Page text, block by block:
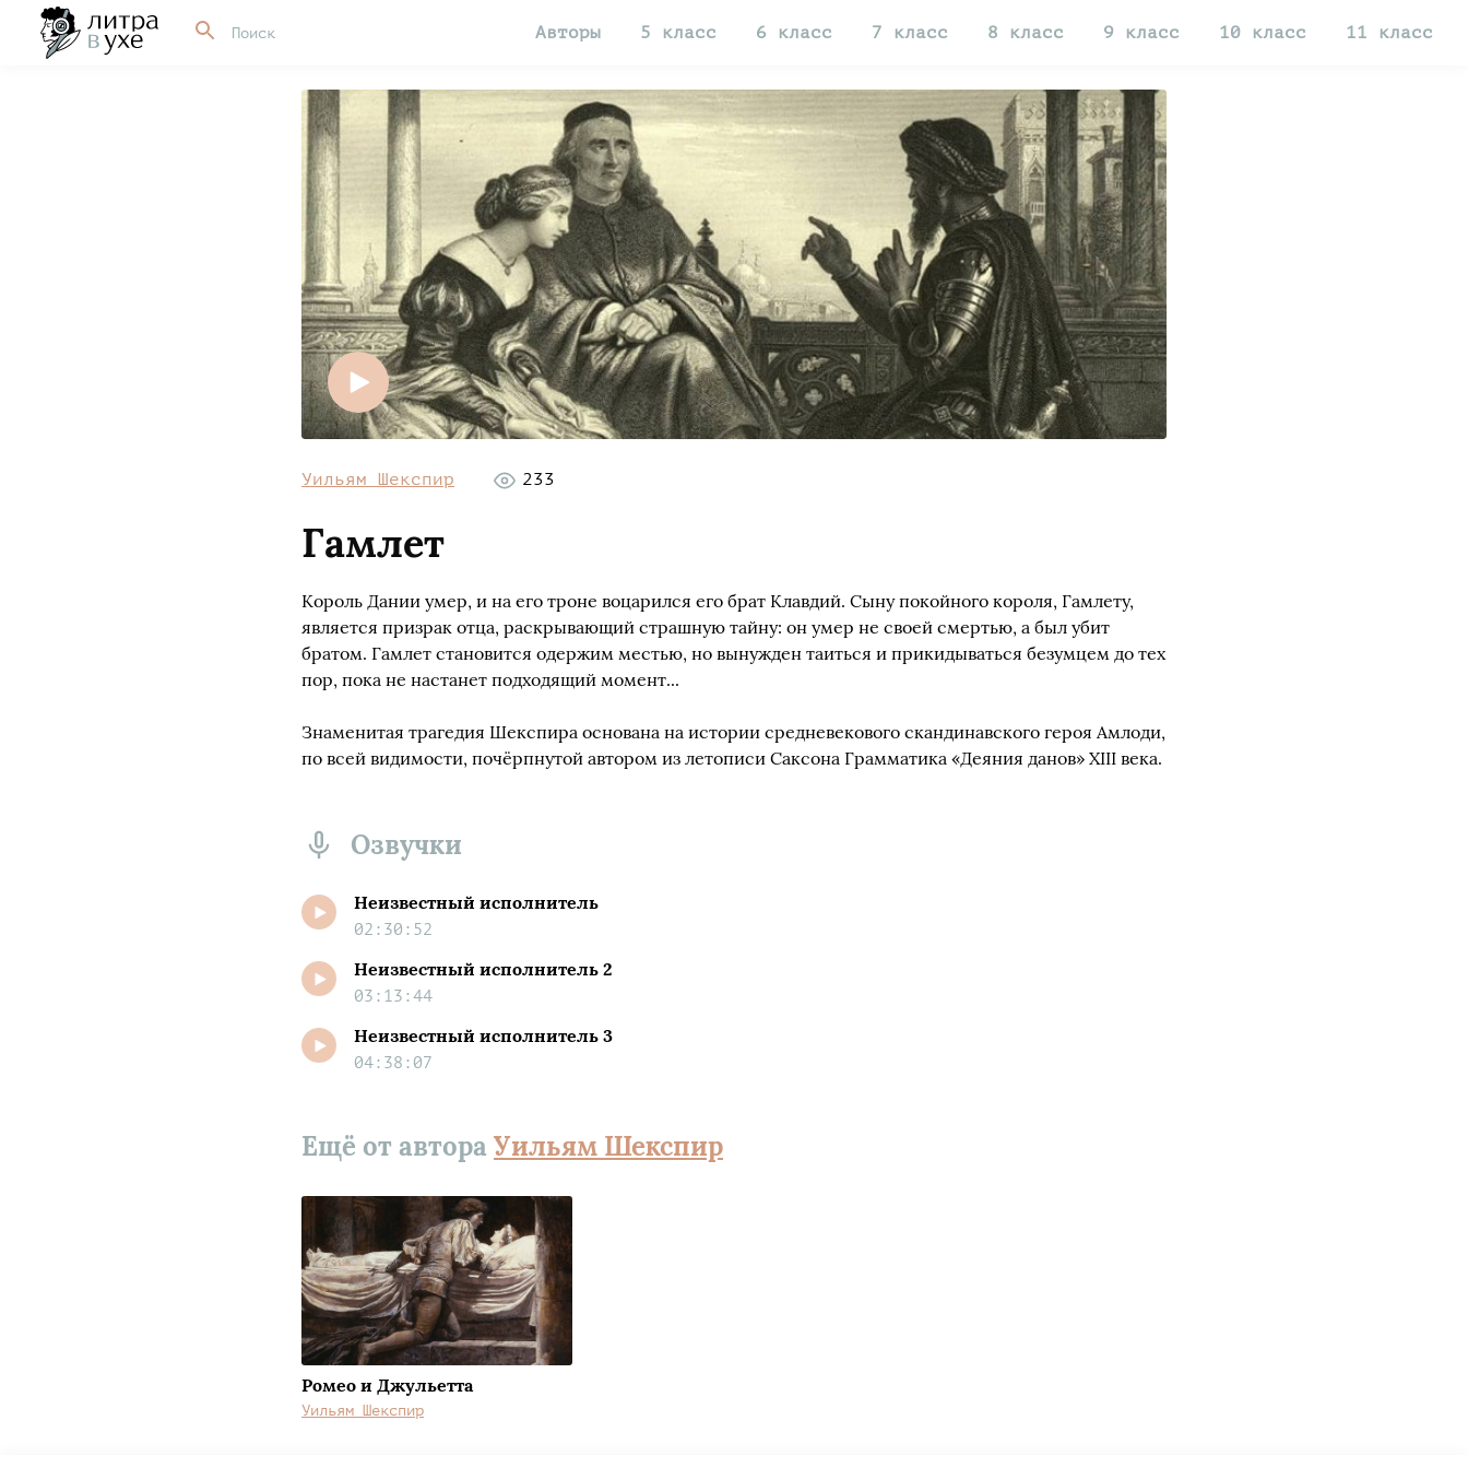
Авторы 5 класс 6 класс 7 класс 8 класс 9 класс 10 класс 11 класс
Уильям Шекспир 233
Гамлет
Король Дании умер, и на его троне воцарился его брат Клавдий. Сыну покойного короля, Гамлету,
является призрак отца, раскрывающий страшную тайну: он умер не своей смертью, а был убит
братом. Гамлет становится одержим местью, но вынужден таиться и прикидываться безумцем до тех
пор, пока не настанет подходящий момент...
Знаменитая трагедия Шекспира основана на истории средневекового скандинавского героя Амлоди,
по всей видимости, почёрпнутой автором из летописи Саксона Грамматика «Деяния данов» XIII века.
Озвучки
Неизвестный исполнитель
02:30:52
Неизвестный исполнитель 2
03:13:44
Неизвестный исполнитель 3
04:38:07
Ещё от автора Уильям Шекспир
Ромео и Джульетта
Уильям Шекспир